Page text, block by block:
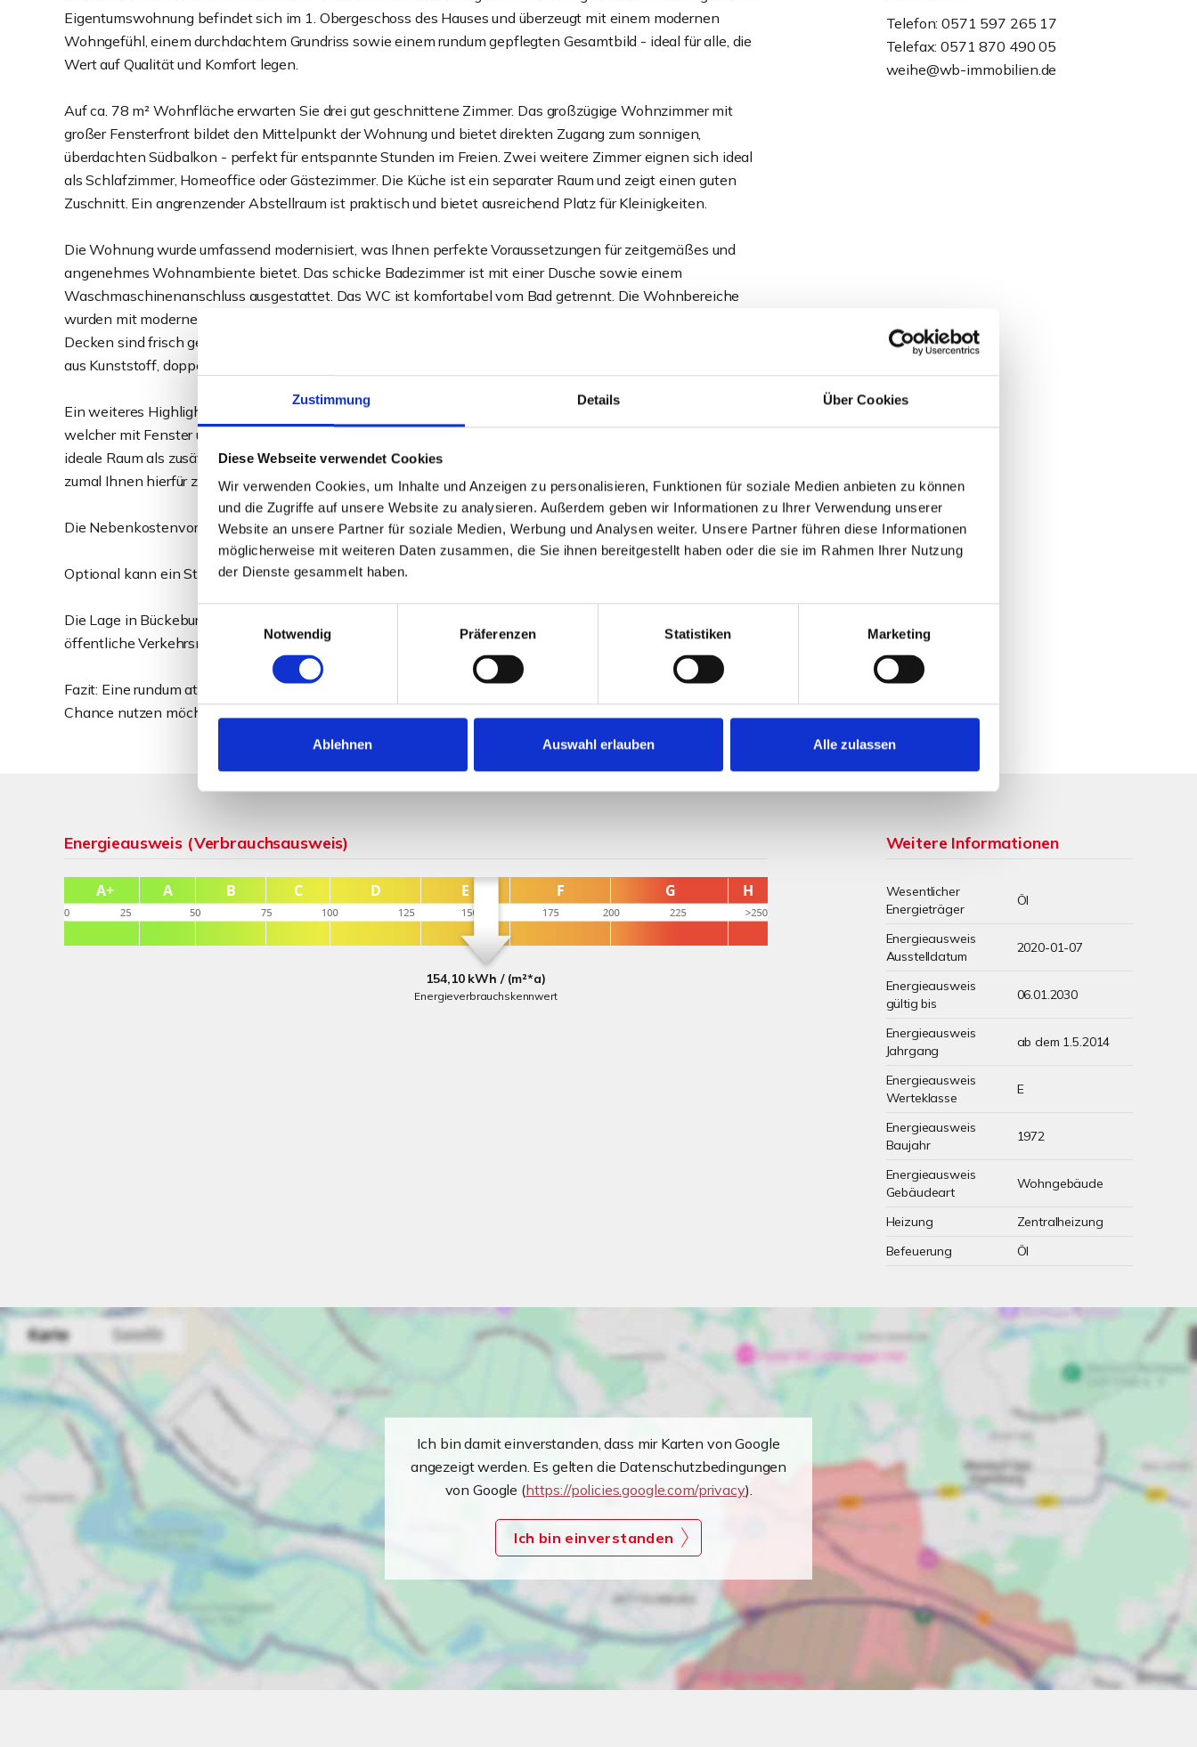
Zustimmung Details Über Cookies
Diese Webseite verwendet Cookies
Wir verwenden Cookies, um Inhalte und Anzeigen zu personalisieren, Funktionen für soziale Medien anbieten zu können
und die Zugriffe auf unsere Website zu analysieren. Außerdem geben wir Informationen zu Ihrer Verwendung unserer
Website an unsere Partner für soziale Medien, Werbung und Analysen weiter. Unsere Partner führen diese Informationen
möglicherweise mit weiteren Daten zusammen, die Sie ihnen bereitgestellt haben oder die sie im Rahmen Ihrer Nutzung
der Dienste gesammelt haben.
Notwendig
Präferenzen Statistiken Marketing
Ablehnen Auswahl erlauben Alle zulassen
Eigentumswohnung befindet sich im 1. Obergeschoss des Hauses und überzeugt mit einem modernen
Wohngefühl, einem durchdachtem Grundriss sowie einem rundum gepflegten Gesamtbild - ideal für alle, die
Wert auf Qualität und Komfort legen.
Auf ca. 78 m² Wohnfläche erwarten Sie drei gut geschnittene Zimmer. Das großzügige Wohnzimmer mit
großer Fensterfront bildet den Mittelpunkt der Wohnung und bietet direkten Zugang zum sonnigen,
überdachten Südbalkon - perfekt für entspannte Stunden im Freien. Zwei weitere Zimmer eignen sich ideal
als Schlafzimmer, Homeoffice oder Gästezimmer. Die Küche ist ein separater Raum und zeigt einen guten
Zuschnitt. Ein angrenzender Abstellraum ist praktisch und bietet ausreichend Platz für Kleinigkeiten.
Die Wohnung wurde umfassend modernisiert, was Ihnen perfekte Voraussetzungen für zeitgemäßes und
angenehmes Wohnambiente bietet. Das schicke Badezimmer ist mit einer Dusche sowie einem
Waschmaschinenanschluss ausgestattet. Das WC ist komfortabel vom Bad getrennt. Die Wohnbereiche
wurden mit modernem Laminatboden und hochwertiger Trittschalldämmung ausgestattet. Die Wände und
Decken sind frisch gestrichen. Alle Fenster wurden in den vergangenen Jahren bereits modernisiert. Sie sind
aus Kunststoff, doppelt verglast und mit Rollläden ausgestattet.
Ein weiteres Highlight ist der großzügige rund 16 m² große Bodenraum im Dachgeschoss des Hauses,
welcher mit Fenster und Heizkörper ausgestattet ist und fast eine wohnliche Atmosphäre verspricht. Fast der
ideale Raum als zusätzliches Büro, Hobbyraum oder Rückzugsort. Für klassische Lagerzwecke fast zu schade,
zumal Ihnen hierfür zusätzlich ein eigener Kellerraum zur Verfügung steht.
Die Nebenkostenvorauszahlung beträgt 280 Euro und beinhaltet rund 100 Euro Heizkosten.
Optional kann ein Stellplatz in der Tiefgarage für 70 EUR monatlich angemietet werden.
Die Lage in Bückeburg überzeugt durch eine sehr gute Infrastruktur: Einkaufsmöglichkeiten, Schulen und
öffentliche Verkehrsmittel sind schnell erreichbar und machen den Alltag besonders komfortabel.
Fazit: Eine rundum attraktive Wohnung für alle, die modernes Wohnen in guter Lage schätzen - und die
Chance nutzen möchten, als Erste nach der Sanierung einzuziehen.
Telefon: 0571 597 265 17
Telefax: 0571 870 490 05
weihe@wb-immobilien.de
Energieausweis (Verbrauchsausweis)
154,10 kWh / (m²*a)
Energieverbrauchskennwert
Weitere Informationen
Wesentlicher
Energieträger
Öl
Energieausweis
Ausstelldatum
2020-01-07
Energieausweis
gültig bis
06.01.2030
Energieausweis
Jahrgang
ab dem 1.5.2014
Energieausweis
Werteklasse
E
Energieausweis
Baujahr
1972
Energieausweis
Gebäudeart
Wohngebäude
Heizung
Zentralheizung
Befeuerung
Öl
Ich bin damit einverstanden, dass mir Karten von Google
angezeigt werden. Es gelten die Datenschutzbedingungen
von Google (https://policies.google.com/privacy).
Ich bin einverstanden